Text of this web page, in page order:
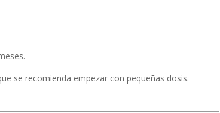
se recomienda empezar con pequeñas dosis.